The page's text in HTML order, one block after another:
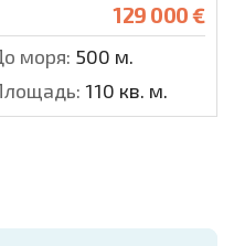
129 000 €
моря: 500 м.
110 кв. м.